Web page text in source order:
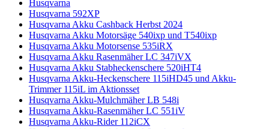
Husqvarna
Husqvarna 592XP
Husqvarna Akku Cashback Herbst 2024
Husqvarna Akku Motorsäge 540ixp und T540ixp
Husqvarna Akku Motorsense 535iRX
Husqvarna Akku Rasenmäher LC 347iVX
Husqvarna Akku Stabheckenschere 520iHT4
Husqvarna Akku-Heckenschere 115iHD45 und Akku-
Trimmer 115iL im Aktionsset
Husqvarna Akku-Mulchmäher LB 548i
Husqvarna Akku-Rasenmäher LC 551iV
Husqvarna Akku-Rider 112iCX